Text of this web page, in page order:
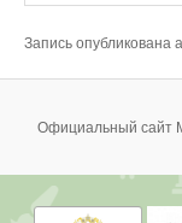
Запись опубликована
Официальный сайт